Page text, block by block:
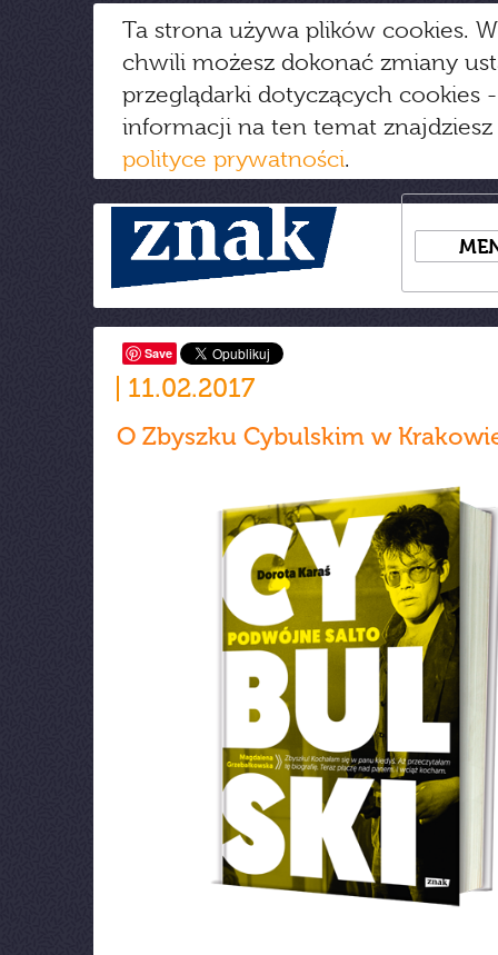
Ta strona używa plików cookies.
chwili możesz dokonać zmiany
przeglądarki dotyczących cookies
informacji na ten temat
polityce prywatności.
Save
11.02.2017
O Zbyszku Cybulskim w